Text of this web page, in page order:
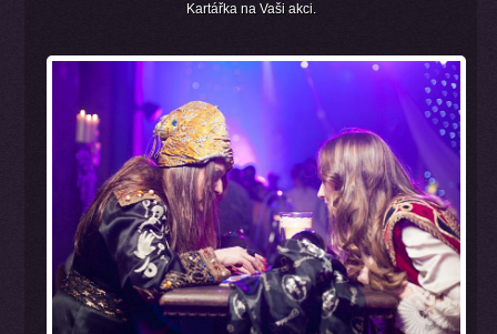
Kartářka na Vaši akci.